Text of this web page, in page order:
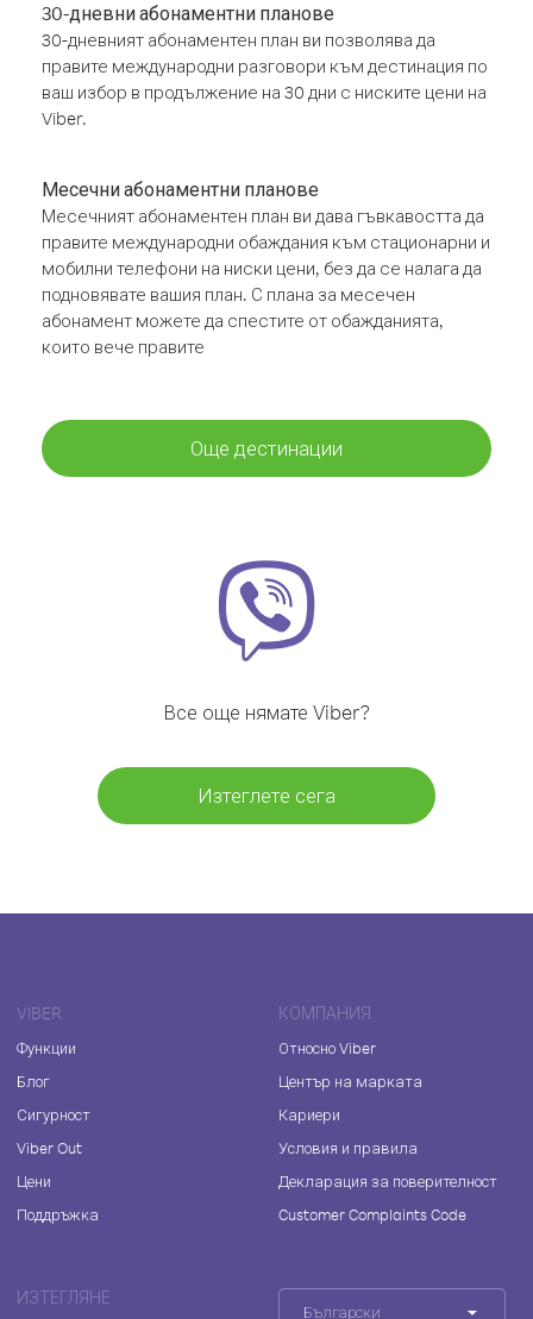
30-дневни абонаментни планове
30-дневният абонаментен план ви позволява да
правите международни разговори към дестинация по
ваш избор в продължение на 30 дни с ниските цени на
Viber.
Месечни абонаментни планове
Месечният абонаментен план ви дава гъвкавостта да
правите международни обаждания към стационарни и
мобилни телефони на ниски цени, без да се налага да
подновявате вашия план. С плана за месечен
абонамент можете да спестите от обажданията,
които вече правите
Още дестинации
Все още нямате Viber?
Изтеглете сега
VIBER
Функции
Блог
Сигурност
Viber Out
Цени
Поддръжка
КОМПАНИЯ
Относно Viber
Център на марката
Кариери
Условия и правила
Декларация за поверителност
Customer Complaints Code
ИЗТЕГЛЯНЕ
Български